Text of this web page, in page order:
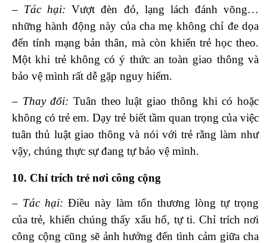
– Tác hại:Vượt đèn đỏ, lạng lách đánh võng…
những hành động này của cha mẹ không chỉ đe dọa
đến tính mạng bản thân, mà còn khiến trẻ học theo.
Một khi trẻ không có ý thức an toàn giao thông và
bảo vệ mình rất dễ gặp nguy hiểm.
– Thay đổi: Tuân theo luật giao thông khi có hoặc
không có trẻ em. Dạy trẻ biết tầm quan trọng của việc
tuân thủ luật giao thông và nói với trẻ rằng làm như
vậy, chúng thực sự đang tự bảo vệ mình.
10. Chỉ trích trẻ nơi công cộng
– Tác hại: Điều này làm tổn thương lòng tự trọng
của trẻ, khiến chúng thấy xấu hổ, tự ti. Chỉ trích nơi
công cộng cũng sẽ ảnh hưởng đến tình cảm giữa cha